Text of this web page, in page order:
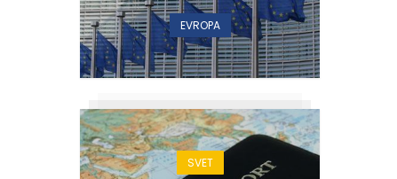
EVROPA
SVET